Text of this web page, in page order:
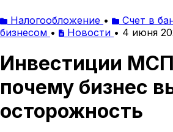
Налогообложение • Счет в
бизнесом • Новости • 4 июня
Инвестиции
почему бизнес
осторожность